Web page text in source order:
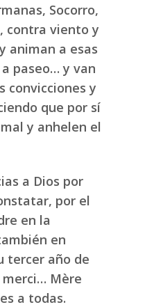
Socorro,
contra viento y
animan a esas
paseo… y van
convicciones y
que por sí
y anhelen el
a Dios por
por el
en la
en
tercer año de
Mère
a todas.